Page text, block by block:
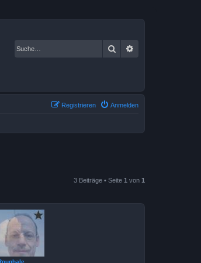
Suche
Anmelden
Registrieren
3 Beiträge • Seite 1 von 1